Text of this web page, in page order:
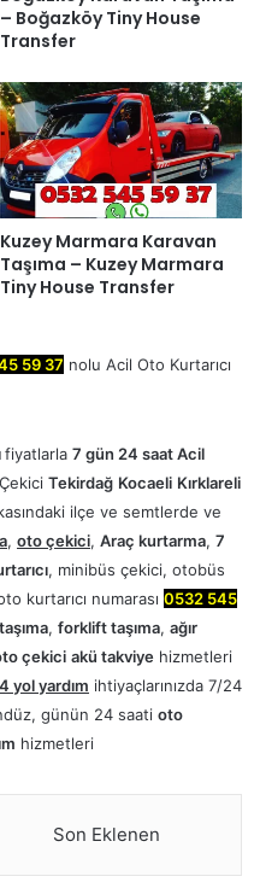
– Boğazköy Tiny House
Transfer
Kuzey Marmara Karavan
Taşıma – Kuzey Marmara
Tiny House Transfer
59 37 nolu Acil Oto Kurtarıcı
fiyatlarla 7 gün 24 saat Acil
Tekirdağ Kocaeli Kırklareli
ilçe ve semtlerde ve
, oto çekici, Araç kurtarma, 7
, minibüs çekici, otobüs
kurtarıcı numarası 0532 545
, forklift taşıma, ağır
çekici akü takviye hizmetleri
yol yardım ihtiyaçlarınızda 7/24
günün 24 saati oto
hizmetleri
Son Eklenen